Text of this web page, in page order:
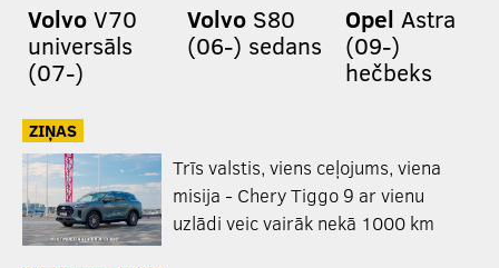
Volvo V70
universāls
(07-)
VolvoS80
(06-) sedans
Opel Astra
(09-)
hečbeks
ZIŅAS
Trīs valstis, viens ceļojums, viena
misija - Chery Tiggo 9 ar vienu
uzlādi veic vairāk nekā 1000 km